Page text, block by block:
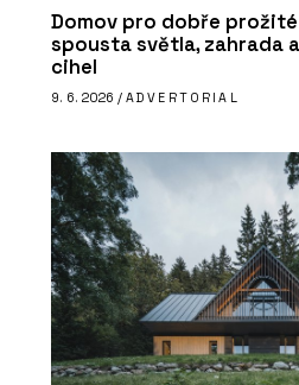
Domov pro dobře
spousta světla, zahrada
cihel
9. 6. 2026 / ADVERTORIAL